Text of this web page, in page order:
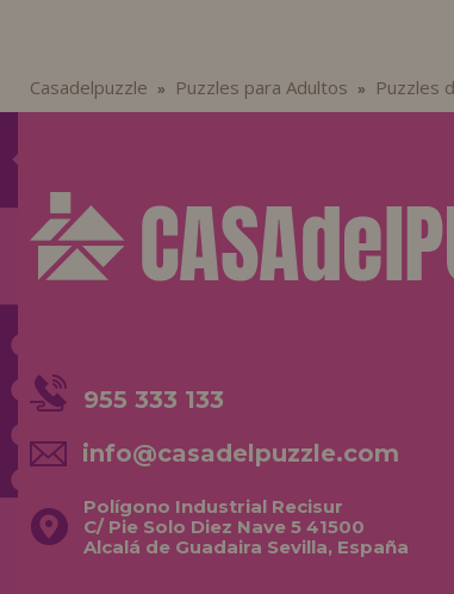
Casadelpuzzle » Puzzles para Adultos » Puzzles
955 333 133
info@casadelpuzzle.com
Polígono Industrial Recisur
C/ Pie Solo Diez Nave 5 41500
Alcalá de Guadaira Sevilla, España